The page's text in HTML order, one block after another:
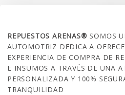
REPUESTOS ARENAS®SOMOS
AUTOMOTRIZ DEDICA A
EXPERIENCIA DE COMPRA DE
E INSUMOS A TRAVÉS DE UNA
PERSONALIZADA Y 100%
TRANQUILIDAD